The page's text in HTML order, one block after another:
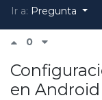
Ir a: Pregunta
0
en Android